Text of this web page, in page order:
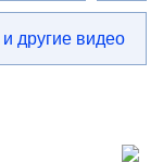
другие видео